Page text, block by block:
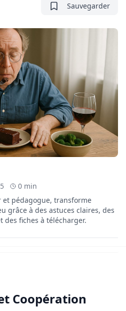
Sauvegarder
0 min
et pédagogue, transforme
grâce à des astuces claires, des
des fiches à télécharger.
Coopération